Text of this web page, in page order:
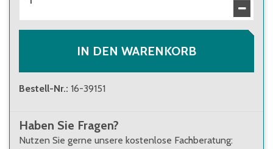
IN DEN WARENKORB
Bestell-Nr.: 16-39151
Haben Sie Fragen?
Nutzen Sie gerne unsere kostenlose Fachberatung: